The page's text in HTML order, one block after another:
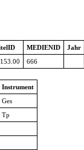
MEDIENID Jahr
666
Instrument
Ges
Tp